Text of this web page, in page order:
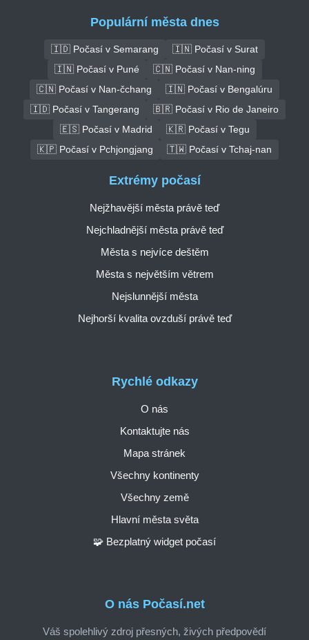
Populární města dnes
🇮🇩 Počasí v Semarang
🇮🇳 Počasí v Surat
🇮🇳 Počasí v Puné
🇨🇳 Počasí v Nan-ning
🇨🇳 Počasí v Nan-čchang
🇮🇳 Počasí v Bengalúru
🇮🇩 Počasí v Tangerang
🇧🇷 Počasí v Rio de Janeiro
🇪🇸 Počasí v Madrid
🇰🇷 Počasí v Tegu
🇰🇵 Počasí v Pchjongjang
🇹🇼 Počasí v Tchaj-nan
O nás Počasí.net
Váš spolehlivý zdroj přesných, živých předpovědí
Rychlé odkazy
O nás
Kontaktujte nás
Mapa stránek
Všechny kontinenty
Všechny země
Hlavní města světa
🧩 Bezplatný widget počasí
Extrémy počasí
Nejžhavější města právě teď
Nejchladnější města právě teď
Města s nejvíce deštěm
Města s největším větrem
Nejslunnější města
Nejhorší kvalita ovzduší právě teď